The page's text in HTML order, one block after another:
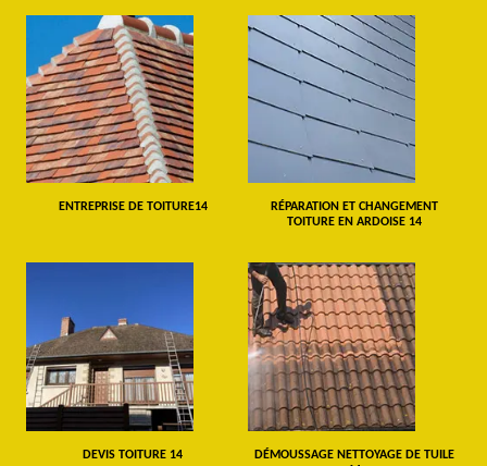
ENTREPRISE DE TOITURE14
RÉPARATION ET CHANGEMENT
TOITURE EN ARDOISE 14
DEVIS TOITURE 14
DÉMOUSSAGE NETTOYAGE DE TUILE